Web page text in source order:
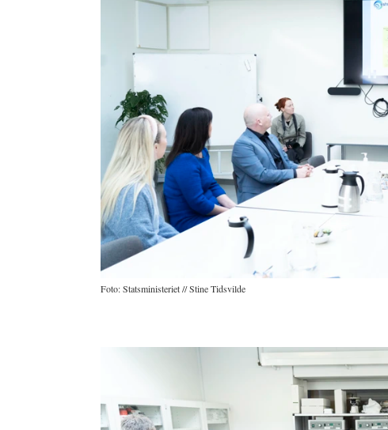
Foto: Statsministeriet // Stine Tidsvilde